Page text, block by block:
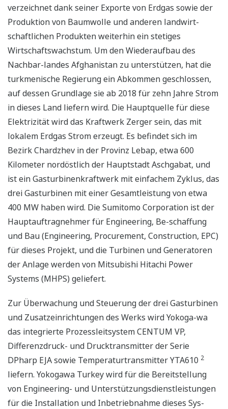
verzeichnet dank seiner Exporte von Erdgas sowie der
Produktion von Baumwolle und anderen landwirt-
schaftlichen Produkten weiterhin ein stetiges
Wirtschaftswachstum. Um den Wiederaufbau des
Nachbar-landes Afghanistan zu unterstützen, hat die
turkmenische Regierung ein Abkommen geschlossen,
auf dessen Grundlage sie ab 2018 für zehn Jahre Strom
in dieses Land liefern wird. Die Hauptquelle für diese
Elektrizität wird das Kraftwerk Zerger sein, das mit
lokalem Erdgas Strom erzeugt. Es befindet sich im
Bezirk Chardzhev in der Provinz Lebap, etwa 600
Kilometer nordöstlich der Hauptstadt Aschgabat, und
ist ein Gasturbinenkraftwerk mit einfachem Zyklus, das
drei Gasturbinen mit einer Gesamtleistung von etwa
400 MW haben wird. Die Sumitomo Corporation ist der
Hauptauftragnehmer für Engineering, Be-schaffung
und Bau (Engineering, Procurement, Construction, EPC)
für dieses Projekt, und die Turbinen und Generatoren
der Anlage werden von Mitsubishi Hitachi Power
Systems (MHPS) geliefert.
Zur Überwachung und Steuerung der drei Gasturbinen
und Zusatzeinrichtungen des Werks wird Yokoga-wa
das integrierte Prozessleitsystem CENTUM VP,
Differenzdruck- und Drucktransmitter der Serie
DPharp EJA sowie Temperaturtransmitter YTA610 2
liefern. Yokogawa Turkey wird für die Bereitstellung
von Engineering- und Unterstützungsdienstleistungen
für die Installation und Inbetriebnahme dieses Sys-